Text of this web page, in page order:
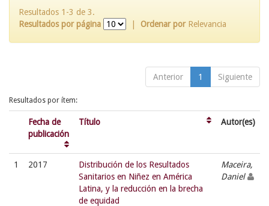
Resultados 1-3 de 3.
Resultados por página
Ordenar por Relevancia
Anterior 1 Siguiente
Resultados por ítem:
Fecha de
publicación
Título Autor(es)
1 2017
Distribución de los Resultados
Sanitarios en Niñez en América
Latina, y la reducción en la brecha
de equidad
Maceira,
Daniel